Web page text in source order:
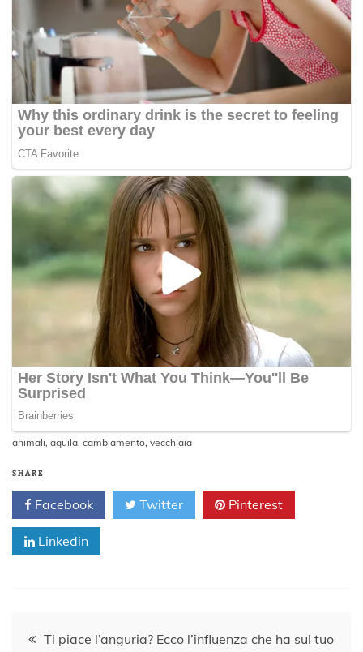
animali, aquila, cambiamento, vecchiaia
SHARE
Facebook Twitter Pinterest
Linkedin
Navigazione
Ti piace l’anguria? Ecco l’influenza che ha sul tuo